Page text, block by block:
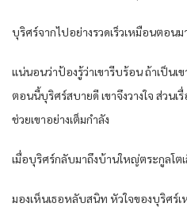
บุริศร์จากไปอย่างรวดเร็วเหมือนตอนม
แน่นอนว่าป้องรู้ว่าเขารีบร้อน ถ้าเป็นเข
ตอนนี้บุริศร์สบายดี เขาจึงวางใจ ส่วนเ
ช่วยเขาอย่างเต็มกำลัง
เมื่อบุริศร์กลับมาถึงบ้านใหญ่ตระกูลโต
มองเห็นเธอหลับสนิท หัวใจของบุริศร์